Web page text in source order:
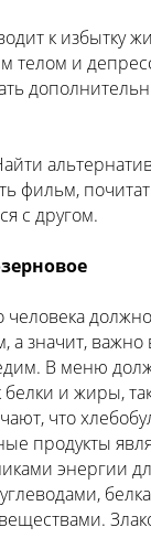
к избытку
телом и
фильм,
с другом.
человека
а значит,
В меню
белки и жиры,
что
продукты
энергии